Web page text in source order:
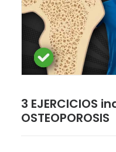
3 EJERCICIOS
OSTEOPOROSIS